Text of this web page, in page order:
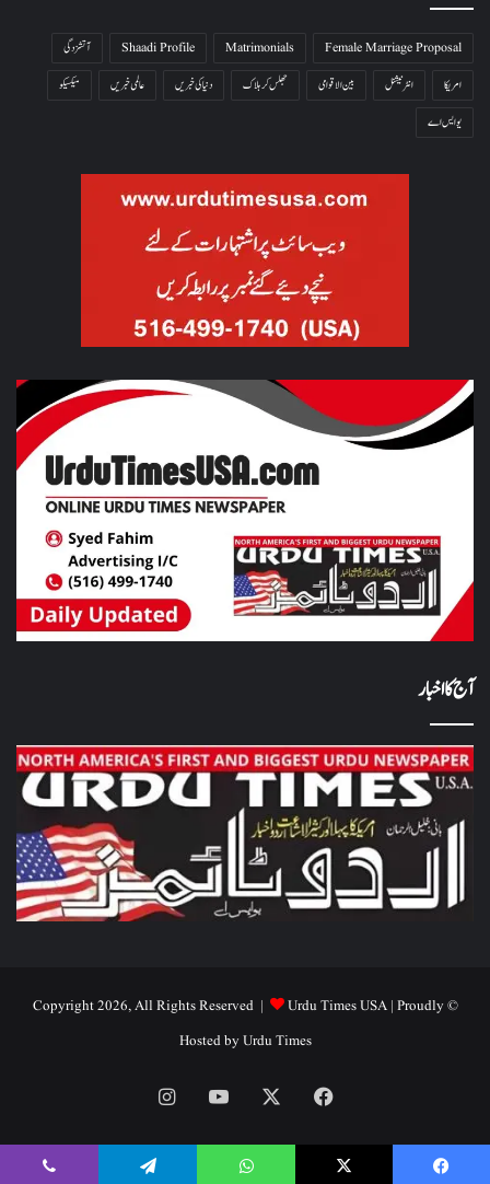
Female Marriage Proposal
Matrimonials
Shaadi Profile
آتشزدگی
امریکا
انٹرنیشنل بین الاقوامی جھلس کر ہلاک دنیا کی خبریں عالمی خبریں
میکسیکو
یو ایس اے
آج کا اخبار
© Copyright 2026, All Rights Reserved |
Urdu Times USA| Proudly
Hosted byUrdu Times
Facebook
YouTube